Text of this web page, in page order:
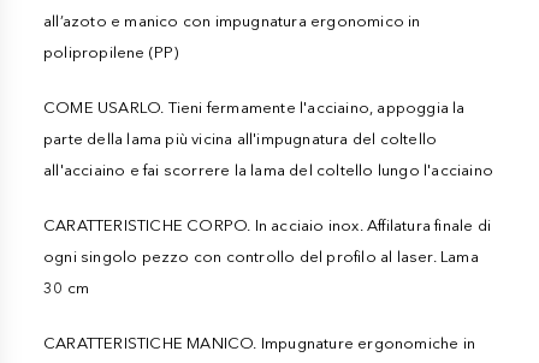
all’azoto e manico con impugnatura ergonomico in
polipropilene (PP)
COME USARLO. Tieni fermamente l'acciaino, appoggia la
parte della lama più vicina all'impugnatura del coltello
all'acciaino e fai scorrere la lama del coltello lungo l'acciaino
CARATTERISTICHE CORPO. In acciaio inox. Affilatura finale di
ogni singolo pezzo con controllo del profilo al laser. Lama
30 cm
CARATTERISTICHE MANICO. Impugnature ergonomiche in